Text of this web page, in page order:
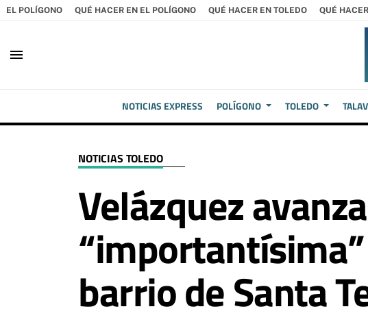
EL POLÍGONO QUÉ HACER EN EL POLÍGONO QUÉ HACER EN TOLEDO QUÉ
menu
NOTICIAS EXPRESS POLÍGONO TOLEDO
NOTICIAS TOLEDO
Velázquez
barrio de Santa